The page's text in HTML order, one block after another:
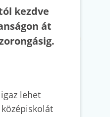
kezdve
át
lehet